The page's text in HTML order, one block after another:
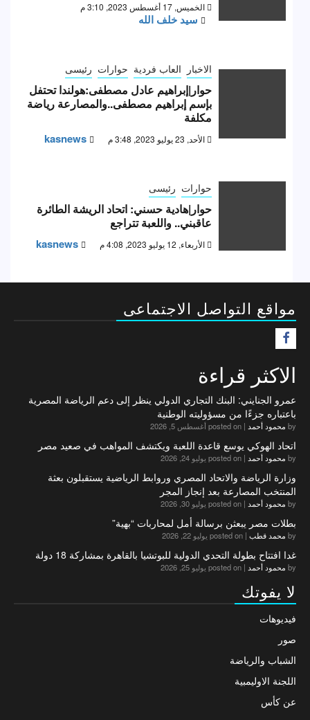
الخميس, 17 أغسطس 2023, 3:10 م
سيد خلف الله
الاخبار العاب فردية حوارات رئيسى
حوار|إبراهيم عادل مصطفى:هولندا تحتفل
بإسم إبراهيم مصطفى..والمصارعة رياضة
مكلفة
الأحد, 23 يوليو 2023, 3:48 م kasnews
حوارات رئيسى
حوار|هادية حسني: اتحاد الريشة الطائرة
عاقبني.. واللعبة تتراجع
الأربعاء, 12 يوليو 2023, 4:08 م kasnews
مواقع التواصل الاجتماعى
الاكثر قراءة
عمرو الجنايني: البنك التجاري الدولي ينظر إلى دعم الرياضة المصرية
باعتباره جزءًا من مسؤوليته الوطنية
by محمود أحمد | posted on أغسطس 5, 2026
اتحاد الهوكي يوسع قاعدة اللعبة ويكتشف المواهب في صعيد مصر
by محمود أحمد | posted on يوليو 24, 2026
وزارة الرياضة والاتحاد المصري وروابط الرياضية يستقبلون بعثة
المنتخب المصارعة بعد إنجاز المجر
by محمود أحمد | posted on يوليو 30, 2026
بطلات مصر يبعثن برسالة أمل لمحاربات “بهية”
by محمد قطب | posted on يوليو 22, 2026
غدا افتتاح بطولة التحدي الدولية للبوتشيا بالقاهرة بمشاركة 18 دولة
by محمود أحمد | posted on يوليو 25, 2026
لا يفوتك
فيديوهات
صور
الشباب والرياضة
اللجنة الاوليمبية
عن كأس